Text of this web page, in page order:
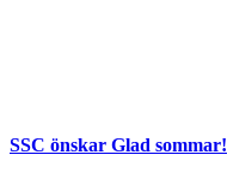
SSC önskar Glad sommar!